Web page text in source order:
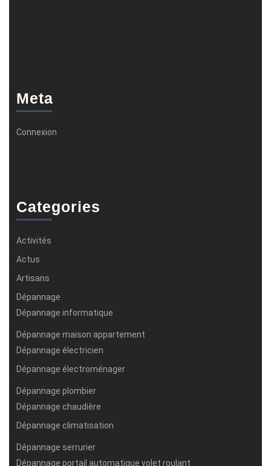
Meta
Connexion
Categories
Activités
Actus
Artisans
Dépannage
Dépannage informatique
Dépannage maison appartement
Dépannage électricien
Dépannage électroménager
Dépannage plombier
Dépannage chaudière
Dépannage climatisation
Dépannage serrurier
Dépannage portail automatique volet roulant